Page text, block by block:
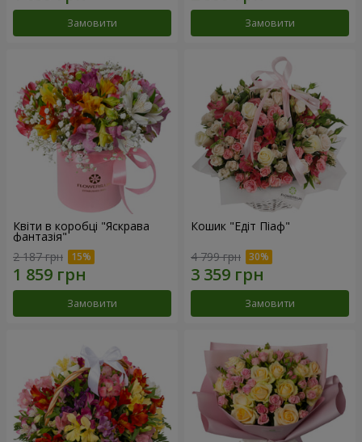
Замовити Замовити
Квіти в коробці "Яскрава
фантазія"
2 187 грн
Замовити
Кошик "Едіт Піаф"
4 799 грн
Замовити